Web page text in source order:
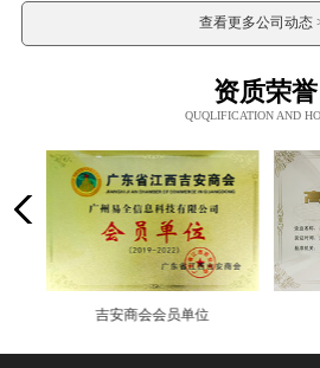
查看更多公司动态
资质荣誉
QUQLIFICATION AND
吉安商会会员单位